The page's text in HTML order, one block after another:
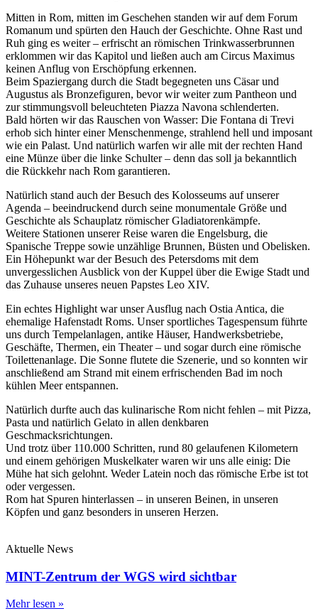
Mitten in Rom, mitten im Geschehen standen wir auf dem Forum
Romanum und spürten den Hauch der Geschichte. Ohne Rast und
Ruh ging es weiter – erfrischt an römischen Trinkwasserbrunnen
erklommen wir das Kapitol und ließen auch am Circus Maximus
keinen Anflug von Erschöpfung erkennen.
Beim Spaziergang durch die Stadt begegneten uns Cäsar und
Augustus als Bronzefiguren, bevor wir weiter zum Pantheon und
zur stimmungsvoll beleuchteten Piazza Navona schlenderten.
Bald hörten wir das Rauschen von Wasser: Die Fontana di Trevi
erhob sich hinter einer Menschenmenge, strahlend hell und imposant
wie ein Palast. Und natürlich warfen wir alle mit der rechten Hand
eine Münze über die linke Schulter – denn das soll ja bekanntlich
die Rückkehr nach Rom garantieren.
Natürlich stand auch der Besuch des Kolosseums auf unserer
Agenda – beeindruckend durch seine monumentale Größe und
Geschichte als Schauplatz römischer Gladiatorenkämpfe.
Weitere Stationen unserer Reise waren die Engelsburg, die
Spanische Treppe sowie unzählige Brunnen, Büsten und Obelisken.
Ein Höhepunkt war der Besuch des Petersdoms mit dem
unvergesslichen Ausblick von der Kuppel über die Ewige Stadt und
das Zuhause unseres neuen Papstes Leo XIV.
Ein echtes Highlight war unser Ausflug nach Ostia Antica, die
ehemalige Hafenstadt Roms. Unser sportliches Tagespensum führte
uns durch Tempelanlagen, antike Häuser, Handwerksbetriebe,
Geschäfte, Thermen, ein Theater – und sogar durch eine römische
Toilettenanlage. Die Sonne flutete die Szenerie, und so konnten wir
anschließend am Strand mit einem erfrischenden Bad im noch
kühlen Meer entspannen.
Natürlich durfte auch das kulinarische Rom nicht fehlen – mit Pizza,
Pasta und natürlich Gelato in allen denkbaren
Geschmacksrichtungen.
Und trotz über 110.000 Schritten, rund 80 gelaufenen Kilometern
und einem gehörigen Muskelkater waren wir uns alle einig: Die
Mühe hat sich gelohnt. Weder Latein noch das römische Erbe ist tot
oder vergessen.
Rom hat Spuren hinterlassen – in unseren Beinen, in unseren
Köpfen und ganz besonders in unseren Herzen.
Aktuelle News
MINT-Zentrum der WGS wird sichtbar
Mehr lesen »